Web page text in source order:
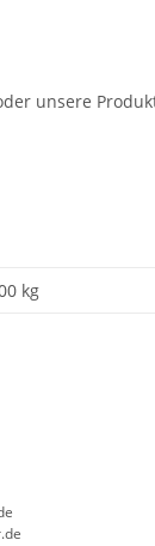
unsere
kg